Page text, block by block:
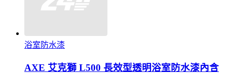
浴室防水漆
AXE 艾克獅 L500 長效型透明浴室防水漆內含